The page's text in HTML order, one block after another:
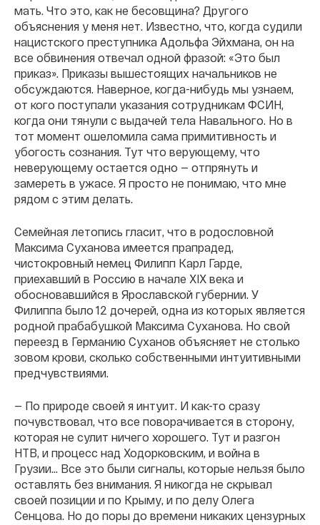
мать. Что это, как не бесовщина? Другого
объяснения у меня нет. Известно, что, когда судили
нацистского преступника Адольфа Эйхмана, он на
все обвинения отвечал одной фразой: «Это был
приказ». Приказы вышестоящих начальников не
обсуждаются. Наверное, когда-нибудь мы узнаем,
от кого поступали указания сотрудникам ФСИН,
когда они тянули с выдачей тела Навального. Но в
тот момент ошеломила сама примитивность и
убогость сознания. Тут что верующему, что
неверующему остается одно — отпрянуть и
замереть в ужасе. Я просто не понимаю, что мне
рядом с этим делать.
Семейная летопись гласит, что в родословной
Максима Суханова имеется прапрадед,
чистокровный немец Филипп Карл Гарде,
приехавший в Россию в начале ХIХ века и
обосновавшийся в Ярославской губернии. У
Филиппа было 12 дочерей, одна из которых является
родной прабабушкой Максима Суханова. Но свой
переезд в Германию Суханов объясняет не столько
зовом крови, сколько собственными интуитивными
предчувствиями.
— По природе своей я интуит. И как-то сразу
почувствовал, что все поворачивается в сторону,
которая не сулит ничего хорошего. Тут и разгон
НТВ, и процесс над Ходорковским, и война в
Грузии… Все это были сигналы, которые нельзя было
оставлять без внимания. Я никогда не скрывал
своей позиции и по Крыму, и по делу Олега
Сенцова. Но до поры до времени никаких цензурных